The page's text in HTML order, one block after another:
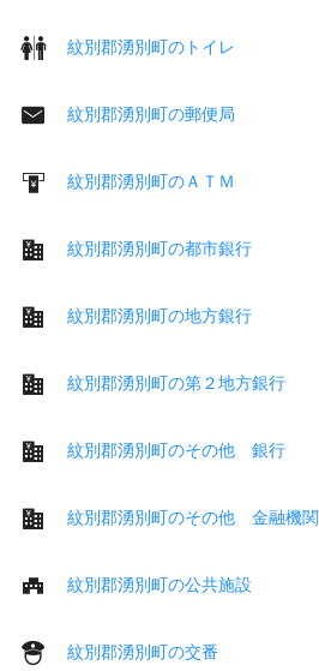
紋別郡湧別町のトイレ
紋別郡湧別町の郵便局
紋別郡湧別町のＡＴＭ
紋別郡湧別町の都市銀行
紋別郡湧別町の地方銀行
紋別郡湧別町の第２地方銀行
紋別郡湧別町のその他 銀行
紋別郡湧別町のその他 金融機関
紋別郡湧別町の公共施設
紋別郡湧別町の交番